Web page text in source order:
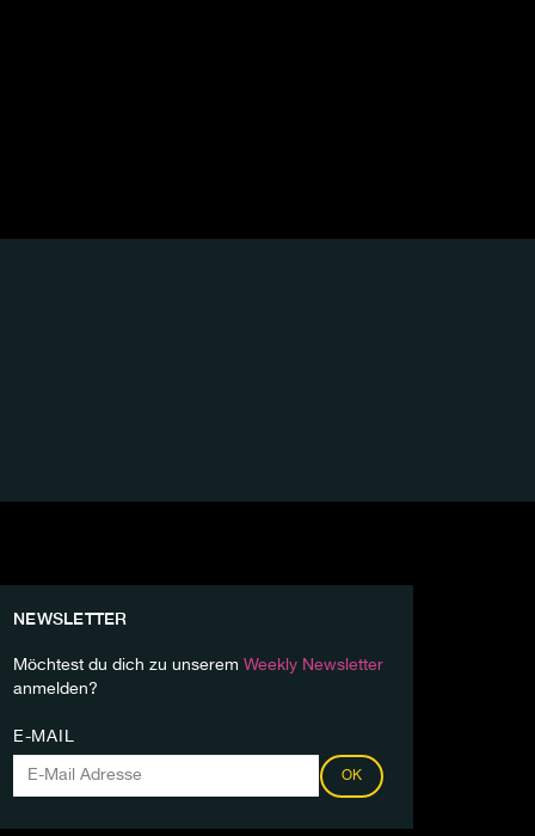
NEWSLETTER
Möchtest du dich zu unserem Weekly Newsletter
anmelden?
E-MAIL
OK